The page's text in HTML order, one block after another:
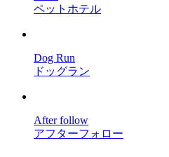
ペットホテル
Dog Run
ドッグラン
After follow
アフターフォロー